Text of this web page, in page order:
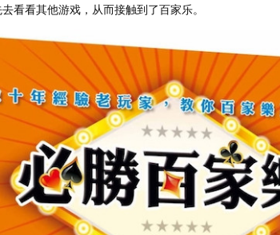
看看其他游戏，从而接触到了百家乐。